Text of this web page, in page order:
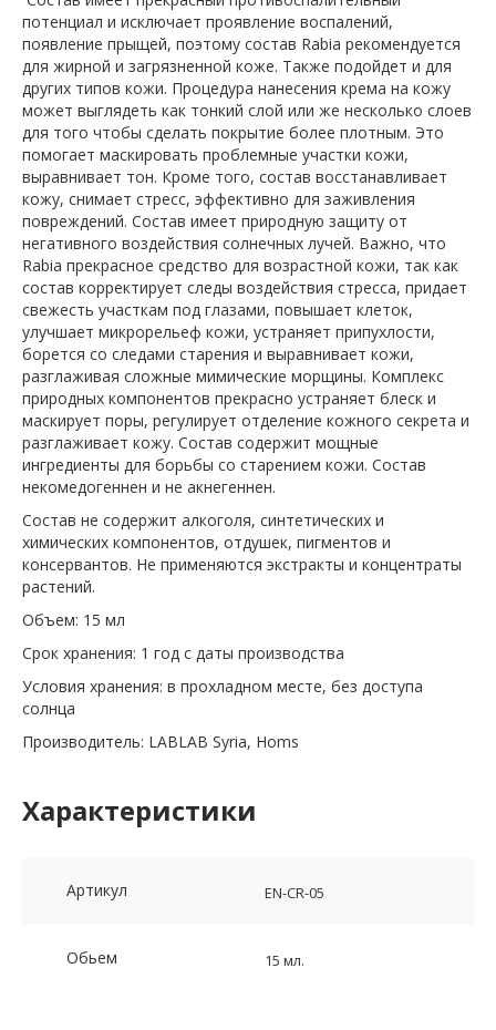
потенциал и исключает проявление воспалений,
появление прыщей, поэтому состав Rabia рекомендуется
для жирной и загрязненной коже. Также подойдет и для
других типов кожи. Процедура нанесения крема на кожу
может выглядеть как тонкий слой или же несколько слоев
для того чтобы сделать покрытие более плотным. Это
помогает маскировать проблемные участки кожи,
выравнивает тон. Кроме того, состав восстанавливает
кожу, снимает стресс, эффективно для заживления
повреждений. Состав имеет природную защиту от
негативного воздействия солнечных лучей. Важно, что
Rabia прекрасное средство для возрастной кожи, так как
состав корректирует следы воздействия стресса, придает
свежесть участкам под глазами, повышает клеток,
улучшает микрорельеф кожи, устраняет припухлости,
борется со следами старения и выравнивает кожи,
разглаживая сложные мимические морщины. Комплекс
природных компонентов прекрасно устраняет блеск и
маскирует поры, регулирует отделение кожного секрета и
разглаживает кожу. Состав содержит мощные
ингредиенты для борьбы со старением кожи. Состав
некомедогеннен и не акнегеннен.
Состав не содержит алкоголя, синтетических и
химических компонентов, отдушек, пигментов и
консервантов. Не применяются экстракты и концентраты
растений.
Объем: 15 мл
Срок хранения: 1 год с даты производства
Условия хранения: в прохладном месте, без доступа
солнца
Производитель: LABLAB Syria, Homs
Характеристики
Артикул EN-CR-05
Обьем 15 мл.